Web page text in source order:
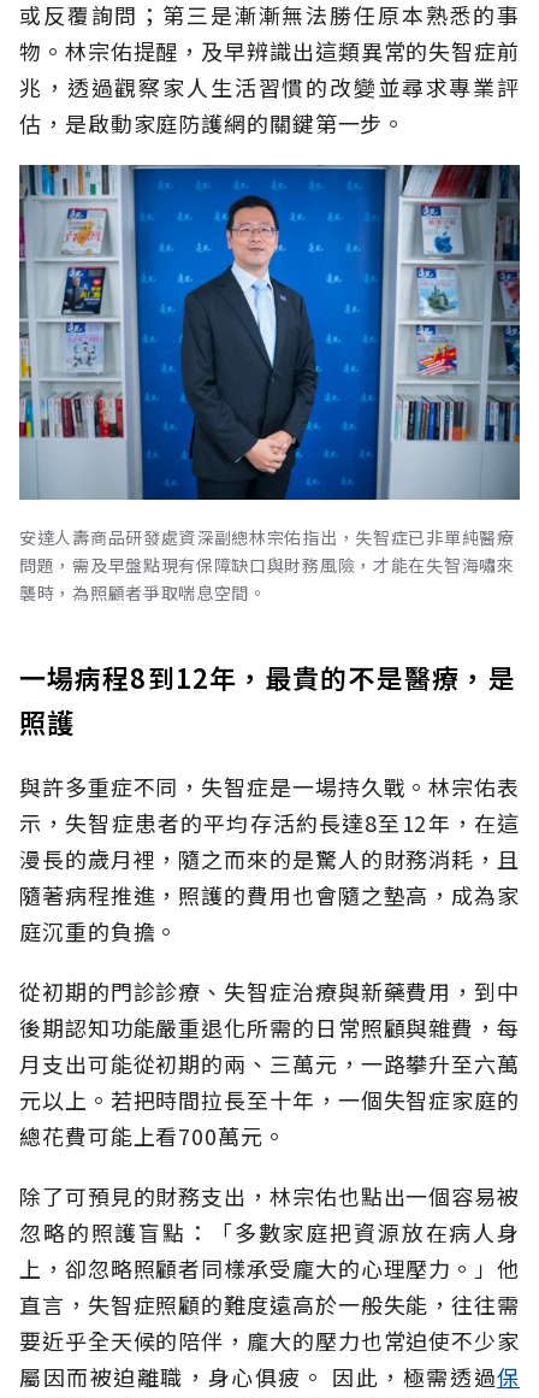
或反覆詢問；第三是漸漸無法勝任原本熟悉的事
物。林宗佑提醒，及早辨識出這類異常的失智症前
兆，透過觀察家人生活習慣的改變並尋求專業評
估，是啟動家庭防護網的關鍵第一步。
安達人壽商品研發處資深副總林宗佑指出，失智症已非單純醫療
問題，需及早盤點現有保障缺口與財務風險，才能在失智海嘯來
襲時，為照顧者爭取喘息空間。
一場病程8到12年，最貴的不是醫療，是
照護
與許多重症不同，失智症是一場持久戰。林宗佑表
示，失智症患者的平均存活約長達8至12年，在這
漫長的歲月裡，隨之而來的是驚人的財務消耗，且
隨著病程推進，照護的費用也會隨之墊高，成為家
庭沉重的負擔。
從初期的門診診療、失智症治療與新藥費用，到中
後期認知功能嚴重退化所需的日常照顧與雜費，每
月支出可能從初期的兩、三萬元，一路攀升至六萬
元以上。若把時間拉長至十年，一個失智症家庭的
總花費可能上看700萬元。
除了可預見的財務支出，林宗佑也點出一個容易被
忽略的照護盲點：「多數家庭把資源放在病人身
上，卻忽略照顧者同樣承受龐大的心理壓力。」他
直言，失智症照顧的難度遠高於一般失能，往往需
要近乎全天候的陪伴，龐大的壓力也常迫使不少家
屬因而被迫離職，身心俱疲。 因此，極需透過保